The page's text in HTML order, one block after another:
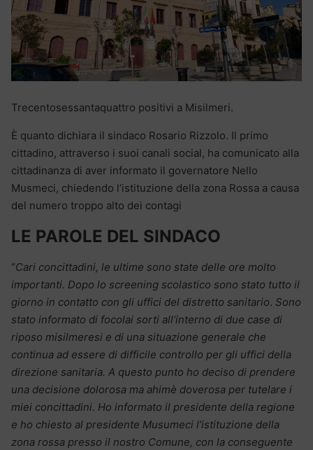
Trecentosessantaquattro positivi a Misilmeri.
È quanto dichiara il sindaco Rosario Rizzolo. Il primo
cittadino, attraverso i suoi canali social, ha comunicato alla
cittadinanza di aver informato il governatore Nello
Musmeci, chiedendo l’istituzione della zona Rossa a causa
del numero troppo alto dei contagi
LE PAROLE DEL SINDACO
“Cari concittadini, le ultime sono state delle ore molto
importanti. Dopo lo screening scolastico sono stato tutto il
giorno in contatto con gli uffici del distretto sanitario. Sono
stato informato di focolai sorti all’interno di due case di
riposo misilmeresi e di una situazione generale che
continua ad essere di difficile controllo per gli uffici della
direzione sanitaria. A questo punto ho deciso di prendere
una decisione dolorosa ma ahimè doverosa per tutelare i
miei concittadini. Ho informato il presidente della regione
e ho chiesto al presidente Musumeci l’istituzione della
zona rossa presso il nostro Comune, con la conseguente